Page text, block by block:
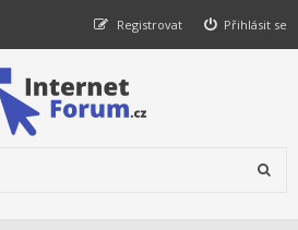
Přihlásit se
Registrovat